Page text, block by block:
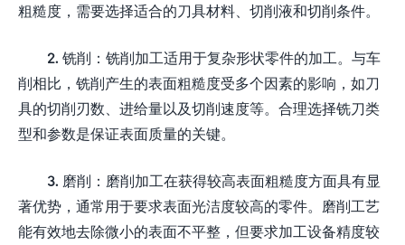
粗糙度，需要选择适合的刀具材料、切削液和切削条件。
2. 铣削：铣削加工适用于复杂形状零件的加工。与车
削相比，铣削产生的表面粗糙度受多个因素的影响，如刀
具的切削刃数、进给量以及切削速度等。合理选择铣刀类
型和参数是保证表面质量的关键。
3. 磨削：磨削加工在获得较高表面粗糙度方面具有显
著优势，通常用于要求表面光洁度较高的零件。磨削工艺
能有效地去除微小的表面不平整，但要求加工设备精度较